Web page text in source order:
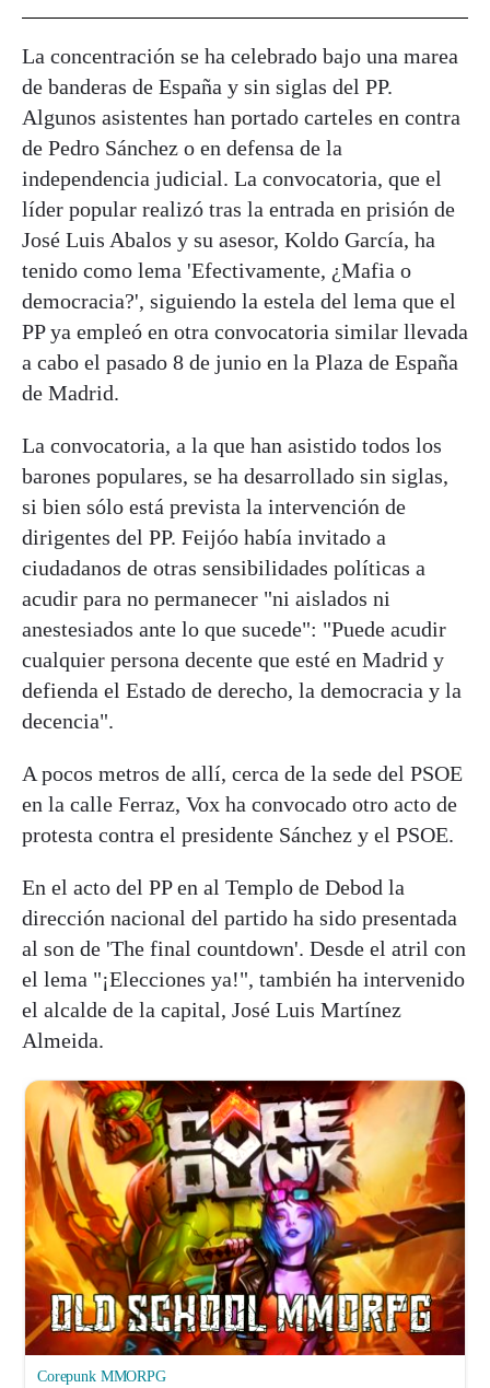
La concentración se ha celebrado bajo una marea
de banderas de España y sin siglas del PP.
Algunos asistentes han portado carteles en contra
de Pedro Sánchez o en defensa de la
independencia judicial. La convocatoria, que el
líder popular realizó tras la entrada en prisión de
José Luis Abalos y su asesor, Koldo García, ha
tenido como lema 'Efectivamente, ¿Mafia o
democracia?', siguiendo la estela del lema que el
PP ya empleó en otra convocatoria similar llevada
a cabo el pasado 8 de junio en la Plaza de España
de Madrid.
La convocatoria, a la que han asistido todos los
barones populares, se ha desarrollado sin siglas,
si bien sólo está prevista la intervención de
dirigentes del PP. Feijóo había invitado a
ciudadanos de otras sensibilidades políticas a
acudir para no permanecer "ni aislados ni
anestesiados ante lo que sucede": "Puede acudir
cualquier persona decente que esté en Madrid y
defienda el Estado de derecho, la democracia y la
decencia".
A pocos metros de allí, cerca de la sede del PSOE
en la calle Ferraz, Vox ha convocado otro acto de
protesta contra el presidente Sánchez y el PSOE.
En el acto del PP en al Templo de Debod la
dirección nacional del partido ha sido presentada
al son de 'The final countdown'. Desde el atril con
el lema "¡Elecciones ya!", también ha intervenido
el alcalde de la capital, José Luis Martínez
Almeida.